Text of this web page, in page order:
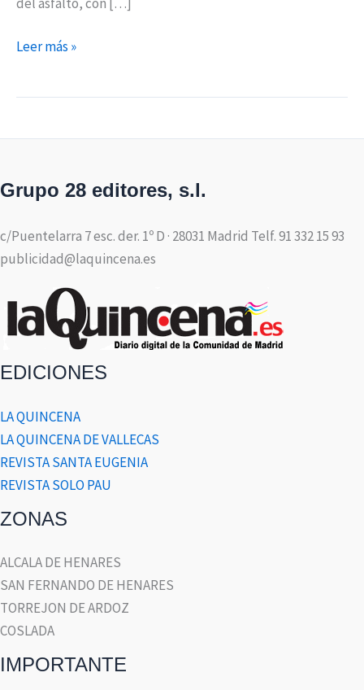
Leer más »
Grupo 28 editores, s.l.
c/Puentelarra 7 esc. der. 1º D · 28031 Madrid Telf. 91 332 15 93
publicidad@laquincena.es
EDICIONES
LA QUINCENA
LA QUINCENA DE VALLECAS
REVISTA SANTA EUGENIA
REVISTA SOLO PAU
ZONAS
ALCALA DE HENARES
SAN FERNANDO DE HENARES
TORREJON DE ARDOZ
COSLADA
IMPORTANTE